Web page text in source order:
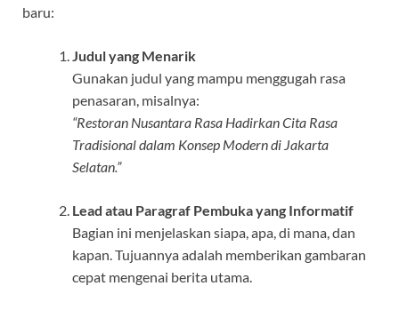
baru:
Judul yang Menarik
Gunakan judul yang mampu menggugah rasa
penasaran, misalnya:
“Restoran Nusantara Rasa Hadirkan Cita Rasa
Tradisional dalam Konsep Modern di Jakarta
Selatan.”
Lead atau Paragraf Pembuka yang Informatif
Bagian ini menjelaskan siapa, apa, di mana, dan
kapan. Tujuannya adalah memberikan gambaran
cepat mengenai berita utama.